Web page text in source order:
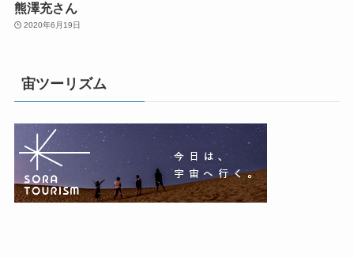
熊澤充さん
2020年6月19日
宙ツーリズム